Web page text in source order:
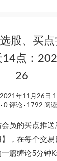
股、买
14点：
26
2021年11月26日
0 评论 1792 阅读
员的买点推
，在每个交
一篇缠论5分钟